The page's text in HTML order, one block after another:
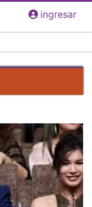
ingresar